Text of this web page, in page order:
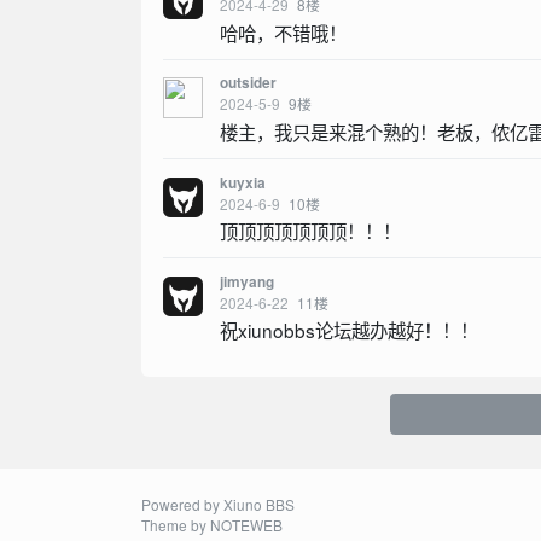
2024-4-29 8楼
哈哈，不错哦！
outsider
2024-5-9 9楼
楼主，我只是来混个熟的！老板，侬亿
kuyxia
2024-6-9 10楼
顶顶顶顶顶顶顶！！！
jimyang
2024-6-22 11楼
祝xiunobbs论坛越办越好！！！
Powered byXiuno BBS
Theme by NOTEWEB